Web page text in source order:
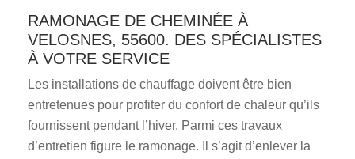
RAMONAGE DE CHEMINÉE À
VELOSNES, 55600. DES SPÉCIALISTES
À VOTRE SERVICE
Les installations de chauffage doivent être bien
entretenues pour profiter du confort de chaleur qu’ils
fournissent pendant l’hiver. Parmi ces travaux
d’entretien figure le ramonage. Il s’agit d’enlever la